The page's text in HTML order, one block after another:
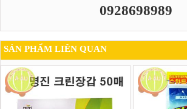
0928698989
SẢN PHẨM LIÊN QUAN